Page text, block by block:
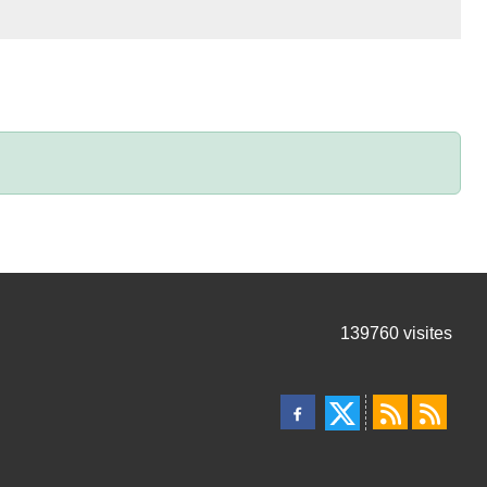
139760 visites